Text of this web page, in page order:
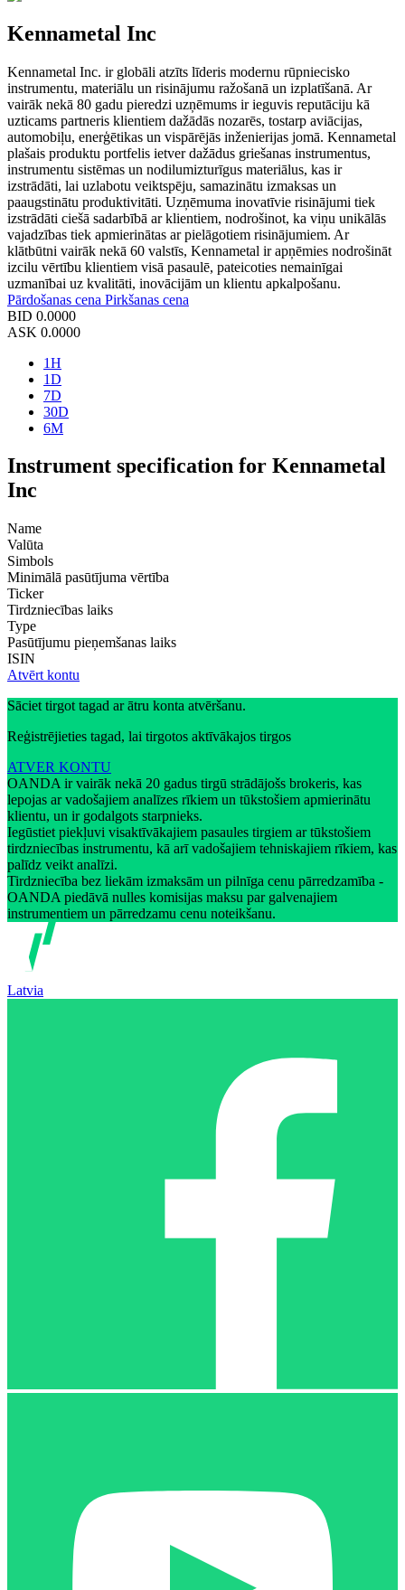
Kennametal Inc
Kennametal Inc. ir globāli atzīts līderis modernu rūpniecisko
instrumentu, materiālu un risinājumu ražošanā un izplatīšanā. Ar
vairāk nekā 80 gadu pieredzi uzņēmums ir ieguvis reputāciju kā
uzticams partneris klientiem dažādās nozarēs, tostarp aviācijas,
automobiļu, enerģētikas un vispārējās inženierijas jomā. Kennametal
plašais produktu portfelis ietver dažādus griešanas instrumentus,
instrumentu sistēmas un nodilumizturīgus materiālus, kas ir
izstrādāti, lai uzlabotu veiktspēju, samazinātu izmaksas un
paaugstinātu produktivitāti. Uzņēmuma inovatīvie risinājumi tiek
izstrādāti ciešā sadarbībā ar klientiem, nodrošinot, ka viņu unikālās
vajadzības tiek apmierinātas ar pielāgotiem risinājumiem. Ar
klātbūtni vairāk nekā 60 valstīs, Kennametal ir apņēmies nodrošināt
izcilu vērtību klientiem visā pasaulē, pateicoties nemainīgai
uzmanībai uz kvalitāti, inovācijām un klientu apkalpošanu.
Pārdošanas cena Pirkšanas cena
BID 0.0000
ASK 0.0000
1H
1D
7D
30D
6M
Instrument specification for Kennametal
Inc
Name
Valūta
Simbols
Minimālā pasūtījuma vērtība
Ticker
Tirdzniecības laiks
Type
Pasūtījumu pieņemšanas laiks
ISIN
Atvērt kontu
Sāciet tirgot tagad ar ātru konta atvēršanu.
Reģistrējieties tagad, lai tirgotos aktīvākajos tirgos
ATVER KONTU
OANDA ir vairāk nekā 20 gadus tirgū strādājošs brokeris, kas
lepojas ar vadošajiem analīzes rīkiem un tūkstošiem apmierinātu
klientu, un ir godalgots starpnieks.
Iegūstiet piekļuvi visaktīvākajiem pasaules tirgiem ar tūkstošiem
tirdzniecības instrumentu, kā arī vadošajiem tehniskajiem rīkiem, kas
palīdz veikt analīzi.
Tirdzniecība bez liekām izmaksām un pilnīga cenu pārredzamība -
OANDA piedāvā nulles komisijas maksu par galvenajiem
instrumentiem un pārredzamu cenu noteikšanu.
Latvia